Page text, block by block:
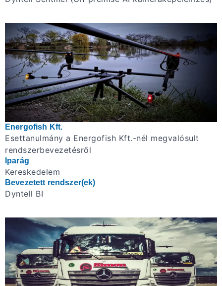
Energofish Kft.
Esettanulmány a Energofish Kft.-nél megvalósult
rendszerbevezetésről
Iparág
Kereskedelem
Bevezetett rendszer(ek)
Dyntell BI